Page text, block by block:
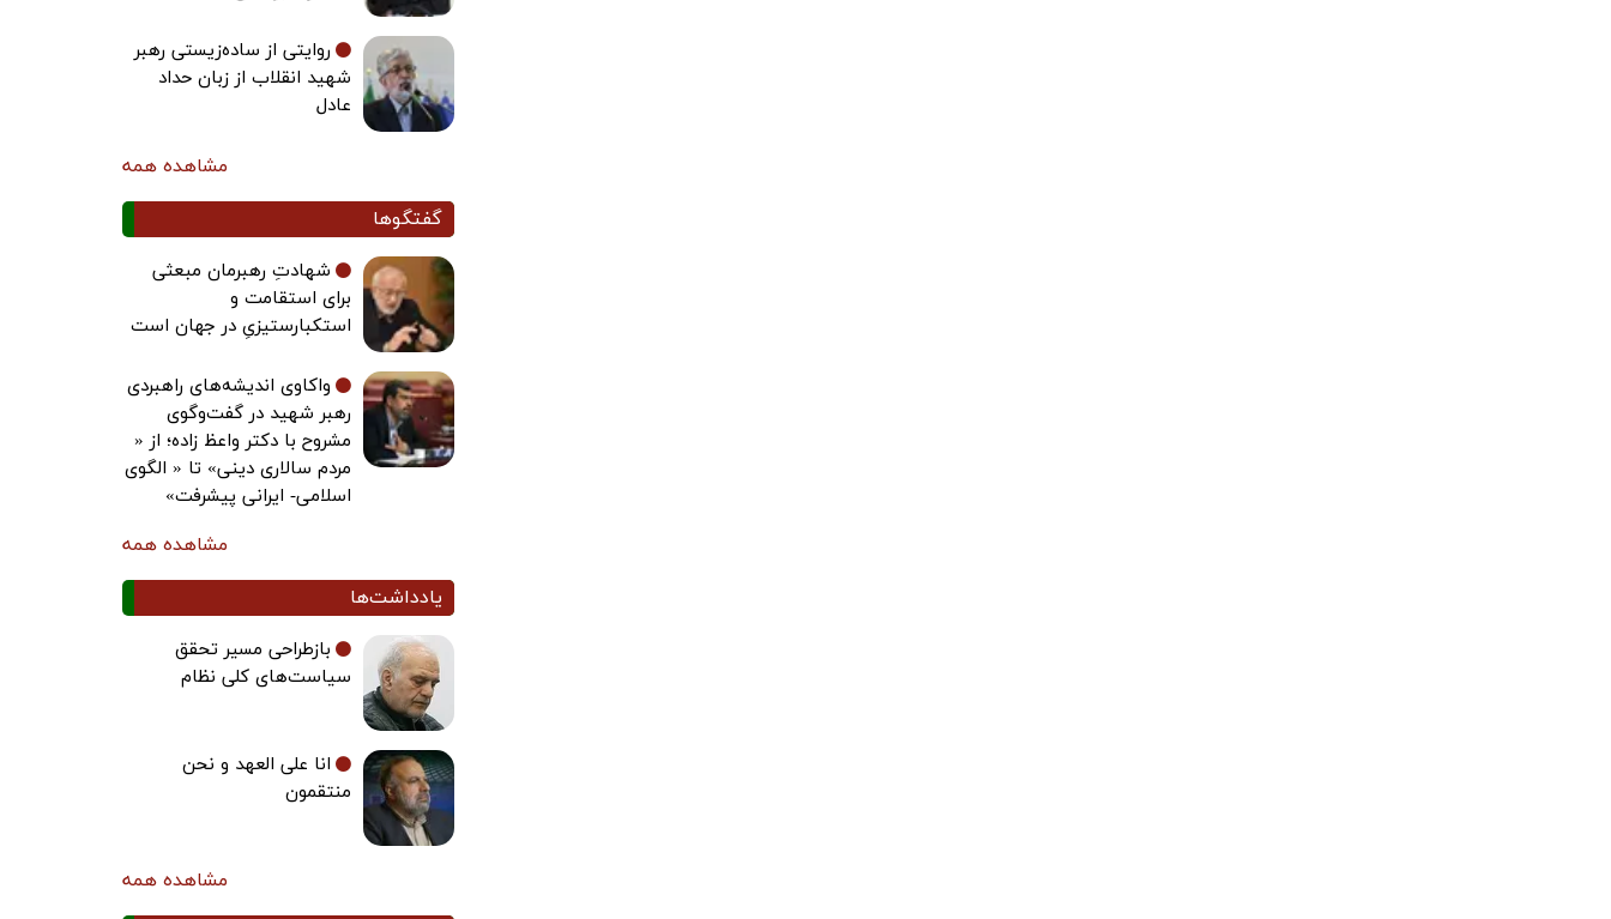
روایتی از ساده‌زیستی رهبر
شهید انقلاب از زبان حداد
عادل
مشاهده همه
گفتگوها
شهادتِ رهبرمان مبعثی
برای استقامت و
استکبارستیزیِ در جهان است
واکاوی اندیشه‌های راهبردی
رهبر شهید در گفت‌وگوی
مشروح با دکتر واعظ زاده؛ از «
مردم سالاری دینی» تا « الگوی
اسلامی- ایرانی پیشرفت»
مشاهده همه
یادداشت‌ها
بازطراحی مسیر تحقق
سیاست‌های کلی نظام
انا علی العهد و نحن
منتقمون
مشاهده همه